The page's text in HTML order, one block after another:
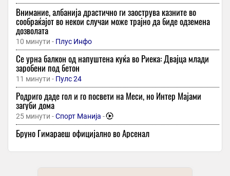
Внимание, албанија драстично ги заострува казните во
сообраќајот во некои случаи може трајно да биде одземена
дозволата
10 минути - Плус Инфо
Се урна балкон од напуштена куќа во Риека: Двајца млади
заробени под бетон
11 минути - Пулс 24
Родриго даде гол и го посвети на Меси, но Интер Мајами
загуби дома
25 минути -Спорт Манија -
Бруно Гимараеш официјално во Арсенал